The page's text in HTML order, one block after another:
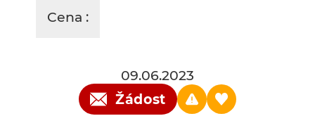
Cena :
09.06.2023
Žádost